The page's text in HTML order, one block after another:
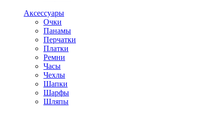
Аксессуары
Очки
Панамы
Перчатки
Платки
Ремни
Часы
Чехлы
Шапки
Шарфы
Шляпы